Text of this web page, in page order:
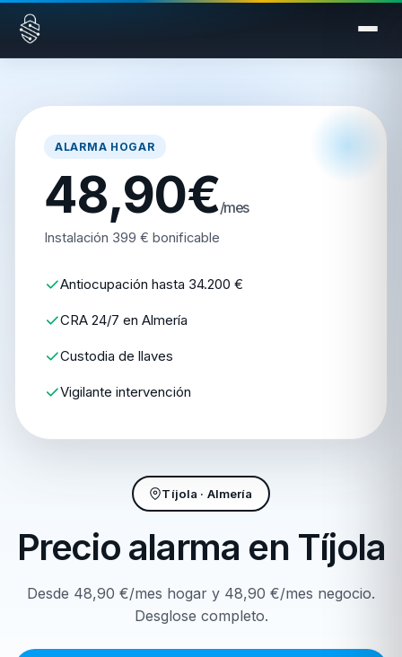
Saltar al contenido
Tíjola · Almería
Precio alarma en Tíjola
Desde 48,90 €/mes hogar y 48,90 €/mes negocio.
Desglose completo.
ALARMA HOGAR
48,90€/mes
Instalación 399 € bonificable
Antiocupación hasta 34.200 €
CRA 24/7 en Almería
Custodia de llaves
Vigilante intervención